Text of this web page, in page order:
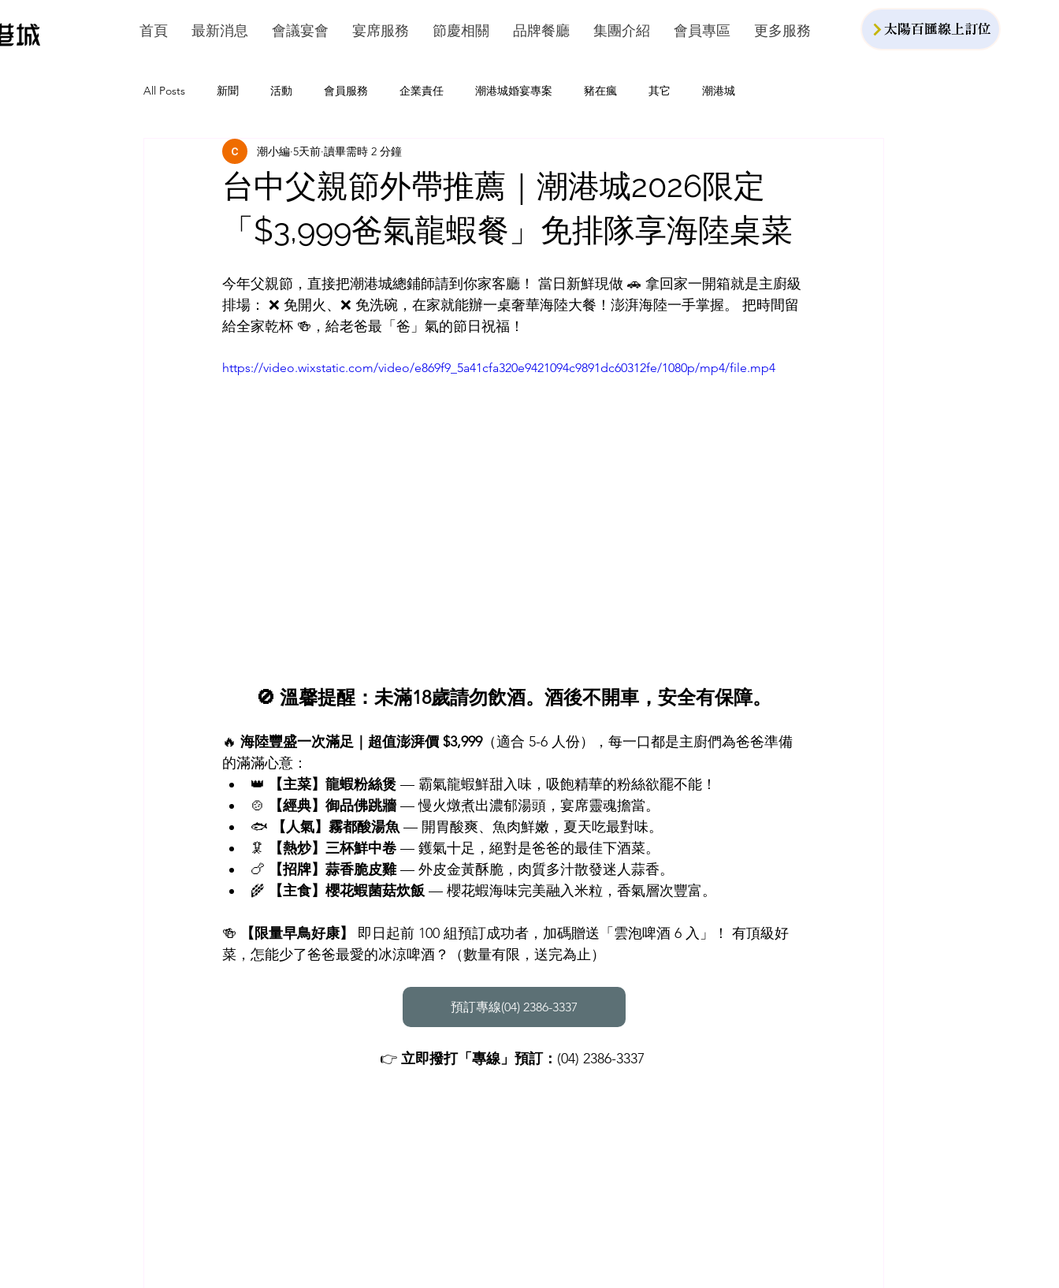
首頁 最新消息 會議宴會 宴席服務 節慶相關 品牌餐廳 集團介紹 會員專區 更多服務 太陽百匯線上訂位
All Posts 新聞 活動 會員服務 企業責任 潮港城婚宴專案 豬在瘋 其它 潮港城
台中父親節外帶推薦｜潮港城2026限定
「$3,999爸氣龍蝦餐」免排隊享海陸桌菜
潮小編 5天前 讀畢需時 2 分鐘
今年父親節，直接把潮港城總鋪師請到你家客廳！ 當日新鮮現做 🚗 拿回家一開箱就是主廚級
排場： ❌ 免開火、❌ 免洗碗，在家就能辦一桌奢華海陸大餐！澎湃海陸一手掌握。 把時間留
給全家乾杯 🍻，給老爸最「爸」氣的節日祝福！
https://video.wixstatic.com/video/e869f9_5a41cfa320e9421094c9891dc60312fe/1080p/mp4/file.mp4
🚫 溫馨提醒：未滿18歲請勿飲酒。酒後不開車，安全有保障。
🔥 海陸豐盛一次滿足｜超值澎湃價 $3,999（適合 5-6 人份），每一口都是主廚們為爸爸準備
的滿滿心意：
👑
【主菜】龍蝦粉絲煲 — 霸氣龍蝦鮮甜入味，吸飽精華的粉絲欲罷不能！
🍲
【經典】御品佛跳牆 — 慢火燉煮出濃郁湯頭，宴席靈魂擔當。
🐟
【人氣】霧都酸湯魚 — 開胃酸爽、魚肉鮮嫩，夏天吃最對味。
🦑
【熱炒】三杯鮮中卷 — 鑊氣十足，絕對是爸爸的最佳下酒菜。
🍗
【招牌】蒜香脆皮雞 — 外皮金黃酥脆，肉質多汁散發迷人蒜香。
🌾
【主食】櫻花蝦菌菇炊飯 — 櫻花蝦海味完美融入米粒，香氣層次豐富。
🍻 【限量早鳥好康】
即日起前 100 組預訂成功者，加碼贈送「雲泡啤酒 6 入」！ 有頂級好
菜，怎能少了爸爸最愛的冰涼啤酒？（數量有限，送完為止）
預訂專線(04) 2386-3337
👉 立即撥打「專線」預訂： (04) 2386-3337